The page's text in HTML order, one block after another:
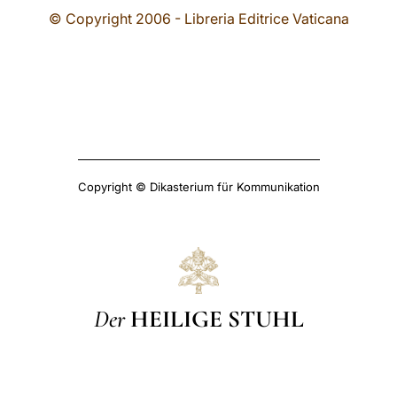
© Copyright 2006 - Libreria Editrice Vaticana
Copyright © Dikasterium für Kommunikation
Der HEILIGE STUHL